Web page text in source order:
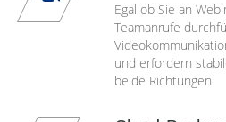
Egal ob Sie an
Teamanrufe
und erfordern
beide Richtungen.